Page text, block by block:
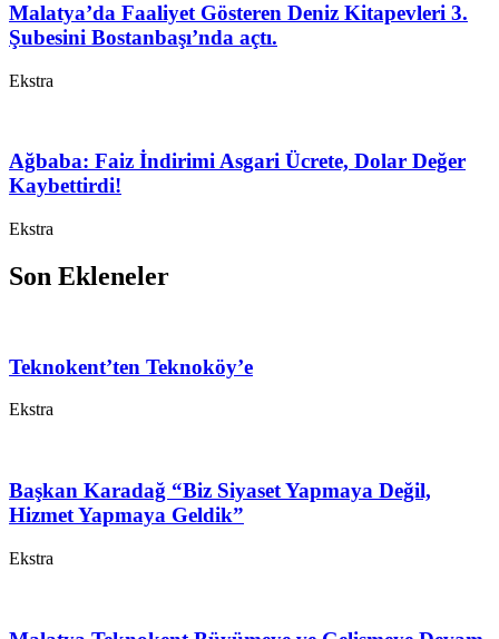
Malatya’da Faaliyet Gösteren Deniz Kitapevleri 3.
Şubesini Bostanbaşı’nda açtı.
Ekstra
Ağbaba: Faiz İndirimi Asgari Ücrete, Dolar Değer
Kaybettirdi!
Ekstra
Son Ekleneler
Teknokent’ten Teknoköy’e
Ekstra
Başkan Karadağ “Biz Siyaset Yapmaya Değil,
Hizmet Yapmaya Geldik”
Ekstra